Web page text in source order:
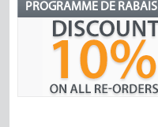
PROGRAMME DE RABAIS